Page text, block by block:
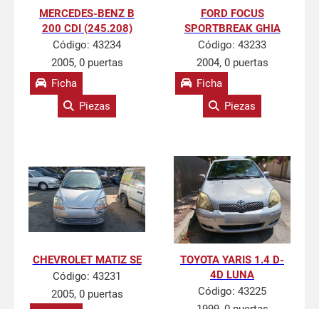
MERCEDES-BENZ B
200 CDI (245.208)
Código: 43234
2005, 0 puertas
Ficha
Piezas
FORD FOCUS
SPORTBREAK GHIA
Código: 43233
2004, 0 puertas
Ficha
Piezas
CHEVROLET MATIZ SE
Código: 43231
2005, 0 puertas
TOYOTA YARIS 1.4 D-
4D LUNA
Código: 43225